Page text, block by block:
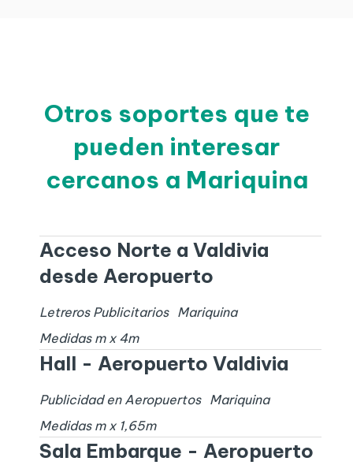
Otros soportes que te
pueden interesar
cercanos a Mariquina
Acceso Norte a Valdivia
desde Aeropuerto
Letreros Publicitarios
Mariquina
Medidas m x 4m
Hall - Aeropuerto Valdivia
Publicidad en Aeropuertos
Mariquina
Medidas m x 1,65m
Sala Embarque - Aeropuerto